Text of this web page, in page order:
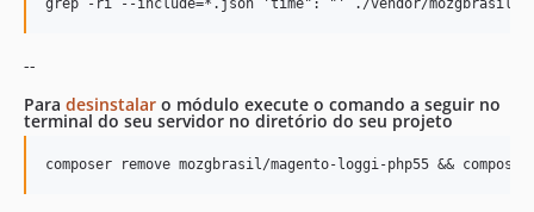
--
Para desinstalar o módulo execute o comando a seguir no
terminal do seu servidor no diretório do seu projeto